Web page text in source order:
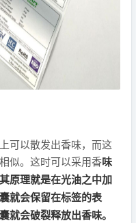
可以散发出香味，而这
似。这时可以采用香味
原理就是在光油之中加
就会保留在标签的表
就会破裂释放出香味。